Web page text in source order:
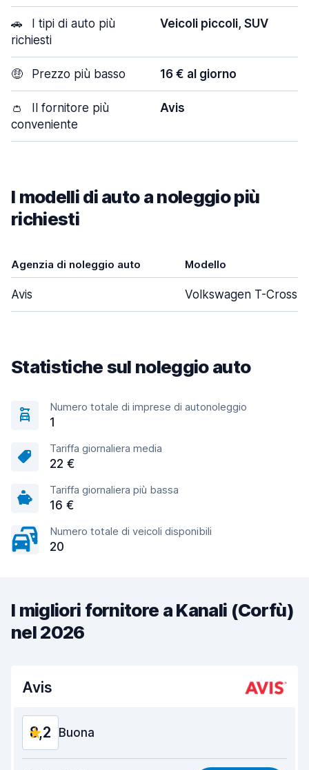
🚗
I tipi di auto più
richiesti
Veicoli piccoli, SUV
🤑 Prezzo più basso 16 € al giorno
👛
Il fornitore più
conveniente
Avis
I modelli di auto a noleggio più
richiesti
Agenzia di noleggio auto Modello
Avis Volkswagen T-Cross
Statistiche sul noleggio auto
Numero totale di imprese di autonoleggio
1
Tariffa giornaliera media
22 €
Tariffa giornaliera più bassa
16 €
Numero totale di veicoli disponibili
20
I migliori fornitore a Kanali (Corfù)
nel 2026
Avis
8,2 Buona